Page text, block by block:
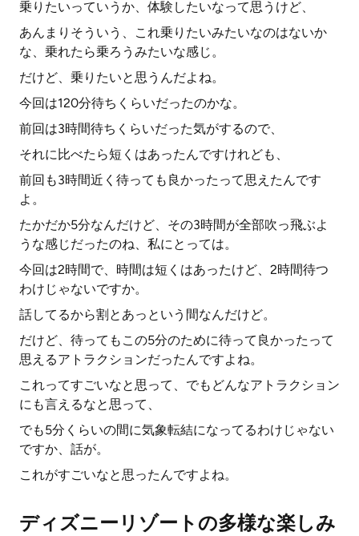
乗りたいっていうか、体験したいなって思うけど、
あんまりそういう、これ乗りたいみたいなのはないか
な、乗れたら乗ろうみたいな感じ。
だけど、乗りたいと思うんだよね。
今回は120分待ちくらいだったのかな。
前回は3時間待ちくらいだった気がするので、
それに比べたら短くはあったんですけれども、
前回も3時間近く待っても良かったって思えたんです
よ。
たかだか5分なんだけど、その3時間が全部吹っ飛ぶよ
うな感じだったのね、私にとっては。
今回は2時間で、時間は短くはあったけど、2時間待つ
わけじゃないですか。
話してるから割とあっという間なんだけど。
だけど、待ってもこの5分のために待って良かったって
思えるアトラクションだったんですよね。
これってすごいなと思って、でもどんなアトラクション
にも言えるなと思って、
でも5分くらいの間に気象転結になってるわけじゃない
ですか、話が。
これがすごいなと思ったんですよね。
ディズニーリゾートの多様な楽しみ